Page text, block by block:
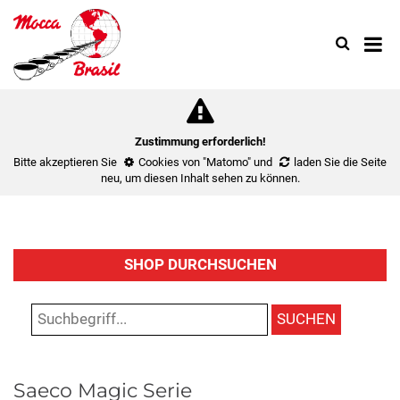
Zustimmung erforderlich!
Bitte akzeptieren Sie
Cookies von "Matomo" und
laden Sie die Seite
neu, um diesen Inhalt sehen zu können.
SearchUse
up
select
to
SHOP DURCHSUCHEN
SUCHEN
Saeco Magic Serie